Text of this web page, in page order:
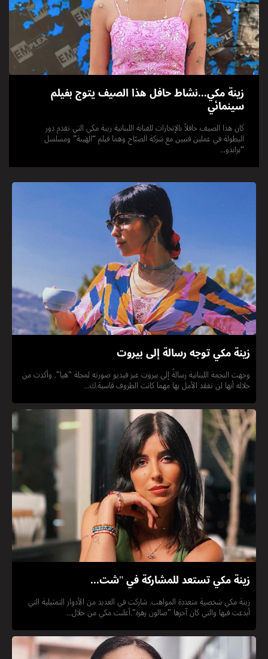
زينة مكي...نشاط حافل هذا الصيف يتوج بفيلم
سينمائي
كان هذا الصيف حافلاً بالإنجازات للفنانة اللبنانية زينة مكي التي تقدم دور
البطولة في عملين فنيين مع شركة الصبّاح وهما فيلم “الهيبة” ومسلسل
“براندو...
زينة مكي توجه رسالة إلى بيروت
وجهت النجمة اللبنانية رسالةً إلي بيروت عبر فيديو صورته لمجلة "هيا". وأكدت من
خلاله أنها لن تفقد الأمل بها مهما كانت الظروف قاسية.ك...
زينة مكي تستعد للمشاركة في "شت...
زينة مكي شخصية متعددة المواهب. شاركت في العديد من الأدوار التمثيلية التي
أبدعت فيها والتي كان آخرها "صالون زهرة".أعلنت مكي من خلال...